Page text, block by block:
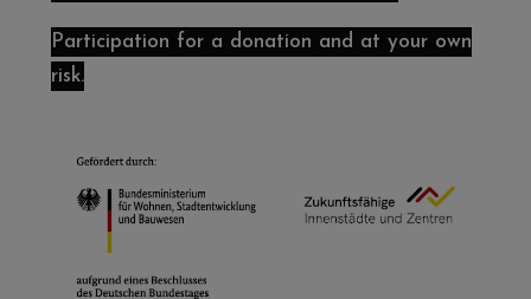
Participation for a donation and at your own
risk.